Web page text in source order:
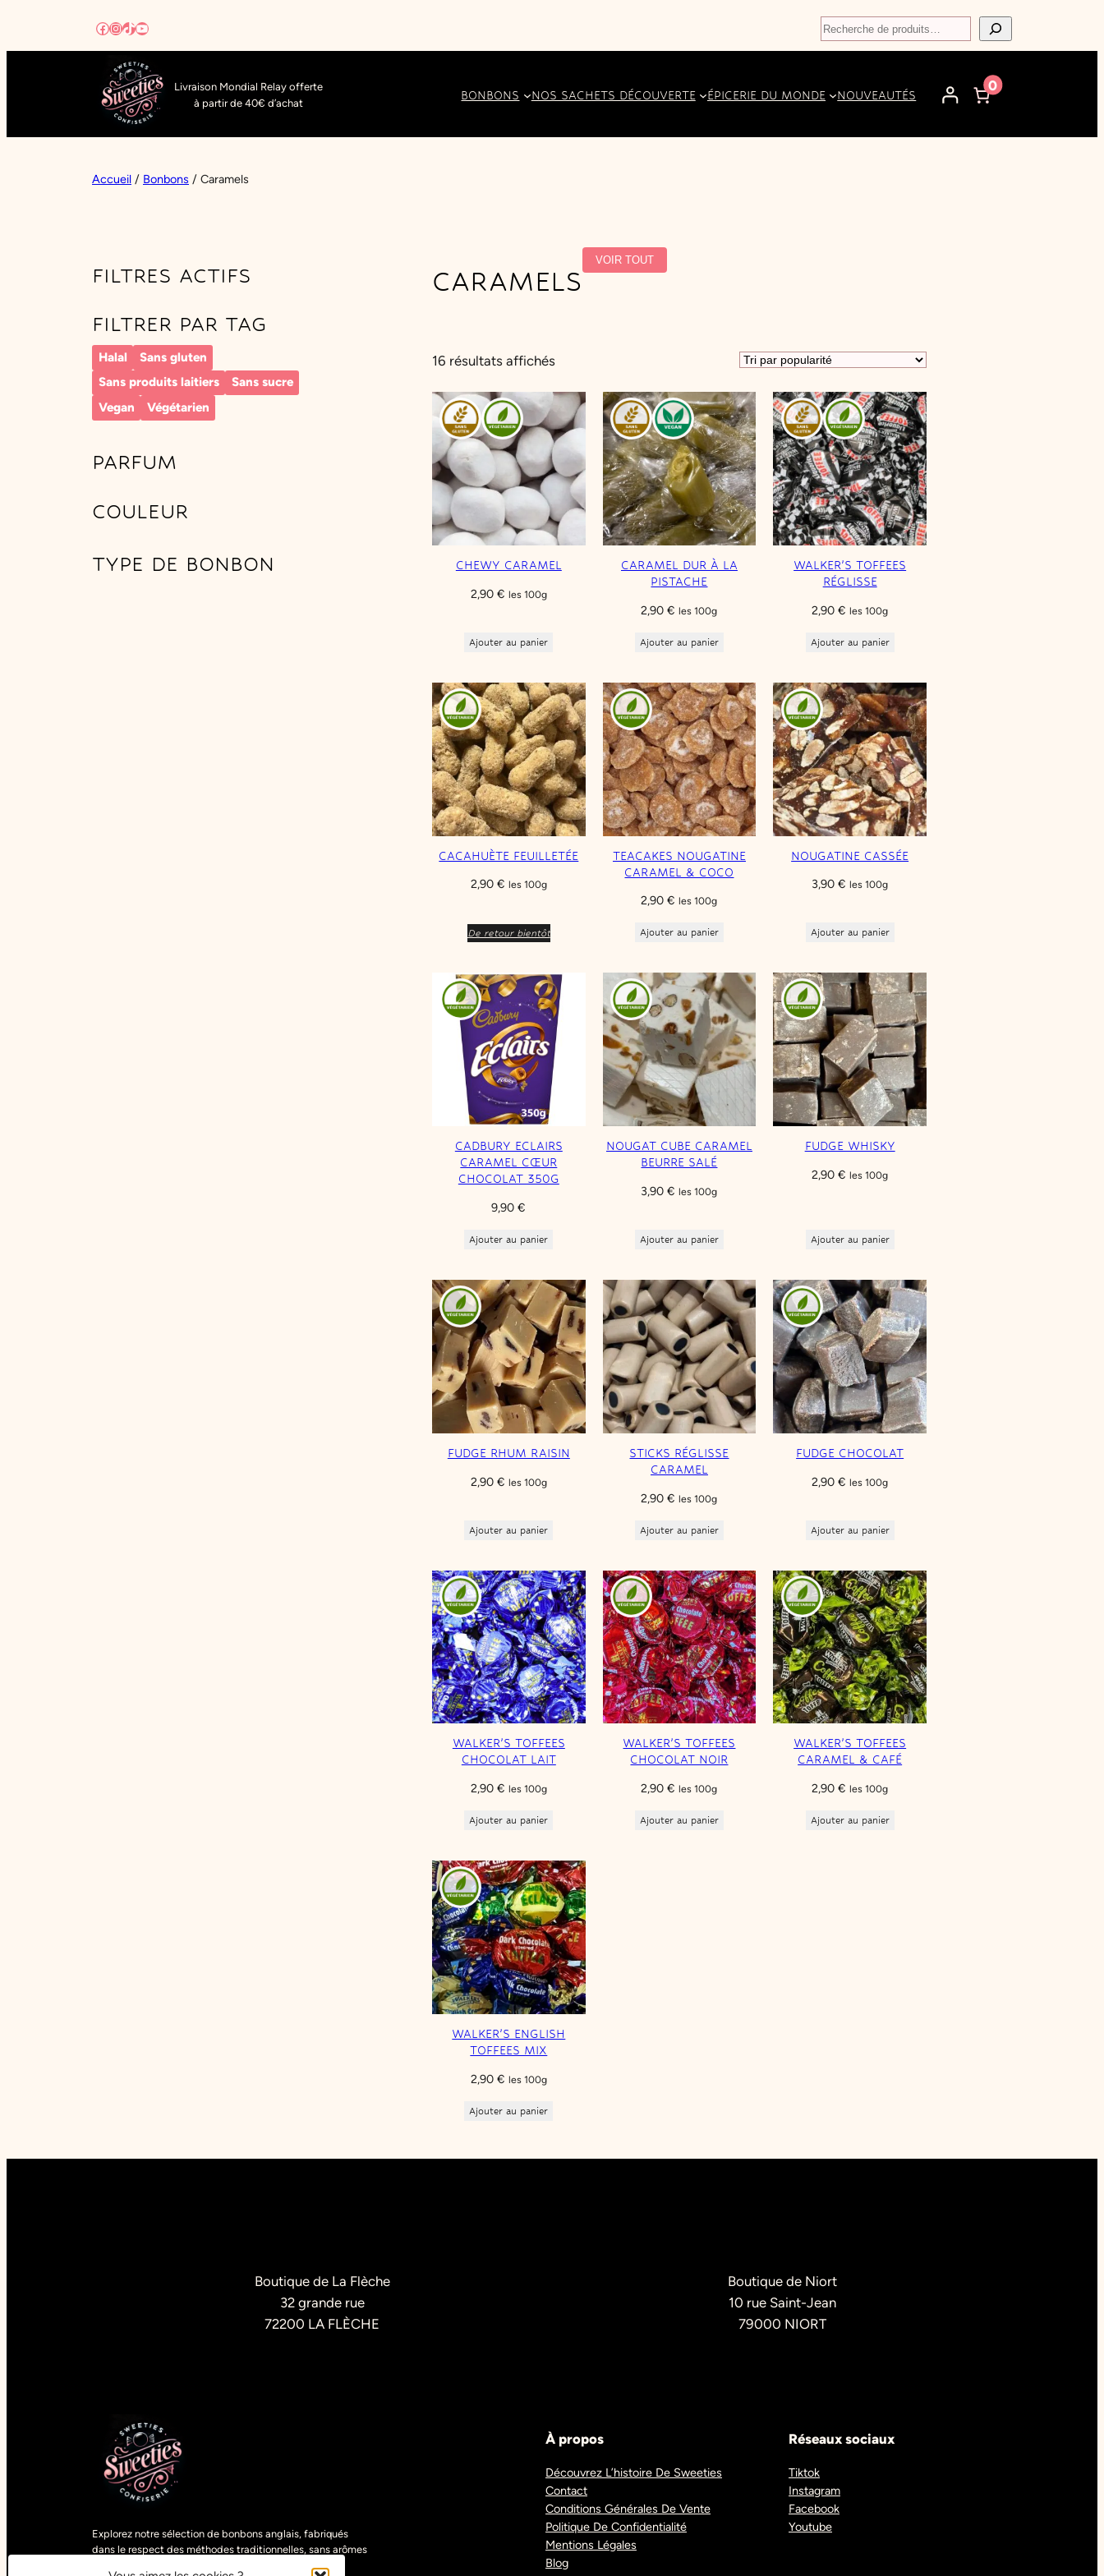
Facebook
Instagram
TikTok
YouTube Recherche
Livraison Mondial Relay offerte
à partir de 40€ d’achat
BONBONS NOS SACHETS DÉCOUVERTE ÉPICERIE DU MONDE NOUVEAUTÉS
0
Accueil / Bonbons / Caramels
FILTRES ACTIFS
FILTRER PAR TAG
Halal
Sans gluten
Sans produits laitiers
Sans sucre
Vegan
Végétarien
PARFUM
COULEUR
TYPE DE BONBON
CARAMELS
VOIR TOUT
16 résultats affichésT
é
p
a
p
o
u
t
é
CHEWY CARAMEL
2,90 € les 100g
Ajouter au panier
CARAMEL DUR À LA
PISTACHE
2,90€ les 100g
Ajouter au panier
WALKER’S TOFFEES
RÉGLISSE
2,90€ les 100g
Ajouter au panier
CACAHUÈTE FEUILLETÉE
2,90 € les 100g
De retour bientôt
TEACAKES NOUGATINE
CARAMEL & COCO
2,90€ les 100g
Ajouter au panier
NOUGATINE CASSÉE
3,90€ les 100g
Ajouter au panier
CADBURY ECLAIRS
CARAMEL CŒUR
CHOCOLAT 350G
9,90€
Ajouter au panier
NOUGAT CUBE CARAMEL
BEURRE SALÉ
3,90€ les 100g
Ajouter au panier
FUDGE WHISKY
2,90€ les 100g
Ajouter au panier
FUDGE RHUM RAISIN
2,90 € les 100g
Ajouter au panier
STICKS RÉGLISSE
CARAMEL
2,90€ les 100g
Ajouter au panier
FUDGE CHOCOLAT
2,90€ les 100g
Ajouter au panier
WALKER’S TOFFEES
CHOCOLAT LAIT
2,90 € les 100g
Ajouter au panier
WALKER’S TOFFEES
CHOCOLAT NOIR
2,90€ les 100g
Ajouter au panier
WALKER’S TOFFEES
CARAMEL & CAFÉ
2,90€ les 100g
Ajouter au panier
WALKER’S ENGLISH
TOFFEES MIX
2,90 € les 100g
Ajouter au panier
Boutique de La Flèche
32 grande rue
72200 LA FLÈCHE
Boutique de Niort
10 rue Saint-Jean
79000 NIORT
Explorez notre sélection de bonbons anglais, fabriqués
dans le respect des méthodes traditionnelles, sans arômes
artificiels. Découvrez des gourmandises uniques,
À propos
Découvrez L’histoire De Sweeties
Contact
Conditions Générales De Vente
Politique De Confidentialité
Mentions Légales
Blog
Réseaux sociaux
Tiktok
Instagram
Facebook
Youtube